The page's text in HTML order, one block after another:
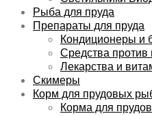
Рыба для пруда
Препараты для пруда
Кондиционеры и
Средства против
Лекарства и
Скимеры
Корм для прудовых
Корма для